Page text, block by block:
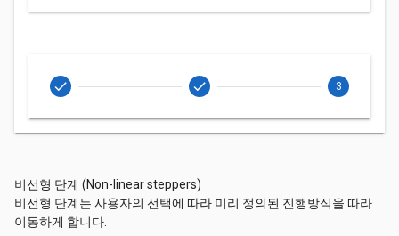
check check 3
비선형 단계 (Non-linear steppers)
비선형 단계는 사용자의 선택에 따라 미리 정의된 진행방식을 따라
이동하게 합니다.